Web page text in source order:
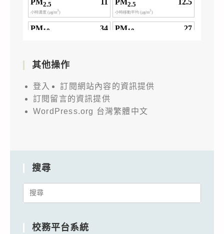
其他操作
登入
訂閱網站內容的資訊提供
訂閱留言的資訊提供
WordPress.org 台灣繁體中文
搜尋
Search
校務平台系統